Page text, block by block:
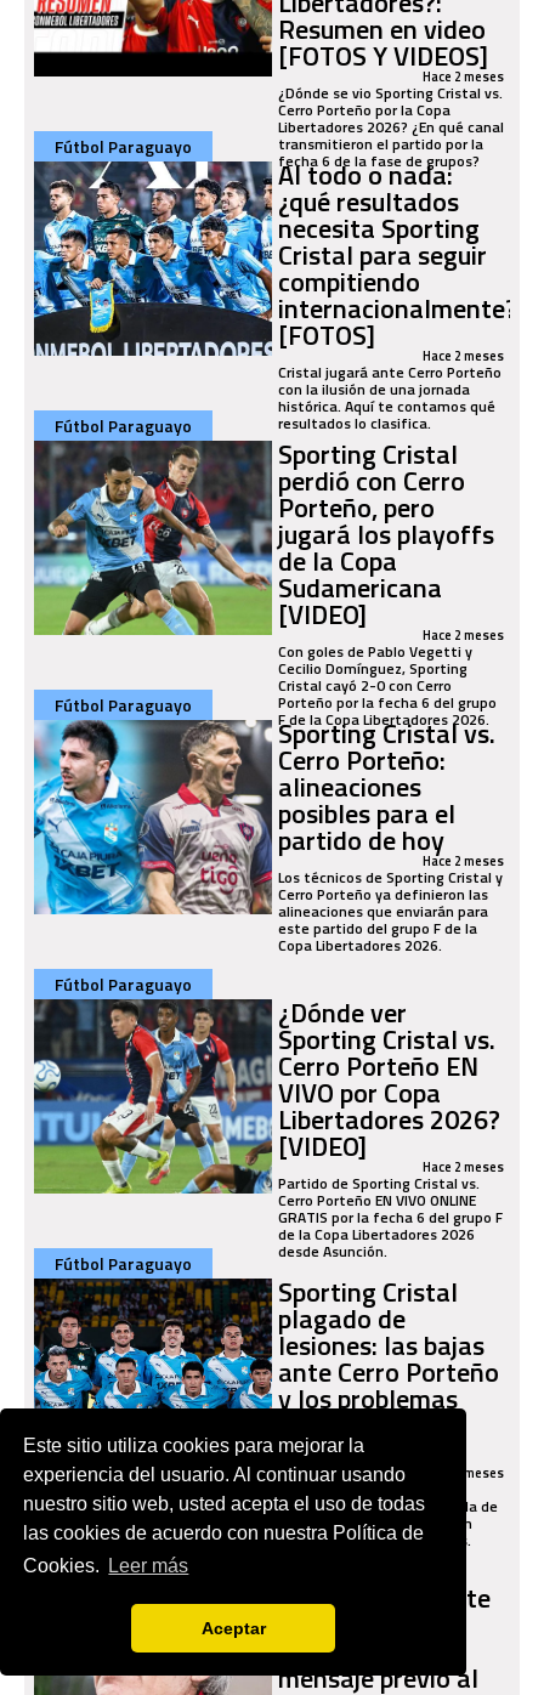
Este sitio utiliza cookies para mejorar la
experiencia del usuario. Al continuar usando
nuestro sitio web, usted acepta el uso de todas
las cookies de acuerdo con nuestra Política de
Cookies.
Leer más
Aceptar
Resumen en video
[FOTOS Y VIDEOS]
Hace 2 meses
¿Dónde se vio Sporting Cristal vs.
Cerro Porteño por la Copa
Libertadores 2026? ¿En qué canal
transmitieron el partido por la
fecha 6 de la fase de grupos?
Fútbol Paraguayo
Al todo o nada:
¿qué resultados
necesita Sporting
Cristal para seguir
compitiendo
internacionalmente?
[FOTOS] Hace 2 meses
Cristal jugará ante Cerro Porteño
con la ilusión de una jornada
histórica. Aquí te contamos qué
resultados lo clasifica.
Fútbol Paraguayo
Sporting Cristal
perdió con Cerro
Porteño, pero
jugará los playoffs
de la Copa
Sudamericana
[VIDEO] Hace 2 meses
Con goles de Pablo Vegetti y
Cecilio Domínguez, Sporting
Cristal cayó 2-0 con Cerro
Porteño por la fecha 6 del grupo
F de la Copa Libertadores 2026.
Fútbol Paraguayo
Sporting Cristal vs.
Cerro Porteño:
alineaciones
posibles para el
partido de hoyHace 2 meses
Los técnicos de Sporting Cristal y
Cerro Porteño ya definieron las
alineaciones que enviarán para
este partido del grupo F de la
Copa Libertadores 2026.
Fútbol Paraguayo
¿Dónde ver
Sporting Cristal vs.
Cerro Porteño EN
VIVO por Copa
Libertadores 2026?
[VIDEO] Hace 2 meses
Partido de Sporting Cristal vs.
Cerro Porteño EN VIVO ONLINE
GRATIS por la fecha 6 del grupo F
de la Copa Libertadores 2026
desde Asunción.
Fútbol Paraguayo
Sporting Cristal
plagado de
lesiones: las bajas
ante Cerro Porteño
y los problemas
[FOTOS] Hace 3 meses
Los celestes buscarán su
clasificación en La Nueva Olla de
Asunción, con una alineación
inédita por varias ausencias.
Fútbol Paraguayo
alista su plan ante
Ariel Holan dejó
mensaje previo al